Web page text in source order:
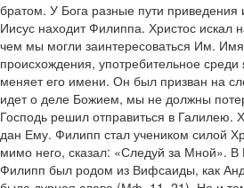
братом. У Бога разные пути
Иисус находит Филиппа. Христос искал
чем мы могли заинтересоваться Им.
происхождения, употребительное
меняет его имени. Он был призван на
идет о деле Божием, мы не должны
Господь решил отправиться в Галилею.
дан Ему. Филипп стал учеником силой
мимо него, сказал: «Следуй за Мной». В
Филипп был родом из Вифсаиды, как